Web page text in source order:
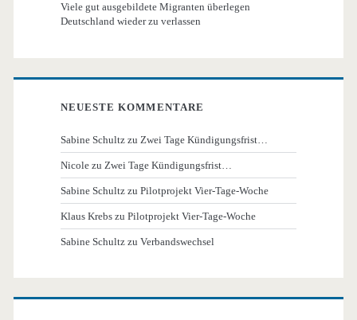
Viele gut ausgebildete Migranten überlegen
Deutschland wieder zu verlassen
NEUESTE KOMMENTARE
Sabine Schultz zu Zwei Tage Kündigungsfrist…
Nicole zu Zwei Tage Kündigungsfrist…
Sabine Schultz zuPilotprojekt Vier-Tage-Woche
Klaus Krebs zuPilotprojekt Vier-Tage-Woche
Sabine Schultz zuVerbandswechsel